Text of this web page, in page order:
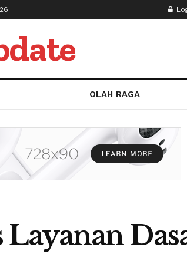
OLAH RAGA
Layanan